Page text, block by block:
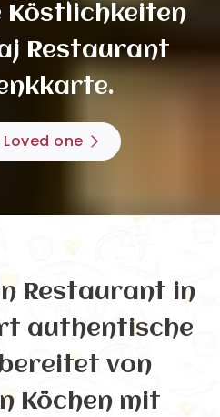
Köstlichkeiten
Restaurant
one
Restaurant in
authentische
von
Köchen mit